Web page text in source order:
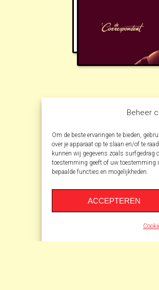
Beheer
Om de beste ervaringen te bieden,
over je apparaat op te slaan en/of te
kunnen wij gegevens zoals surfgedrag
toestemming geeft of uw toestemming
bepaalde functies en mogelijkheden.
ACCEPTEREN